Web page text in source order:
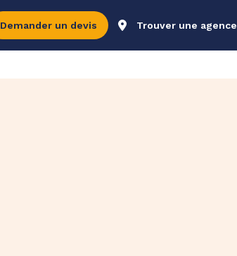
Demander un devis Trouver une agence